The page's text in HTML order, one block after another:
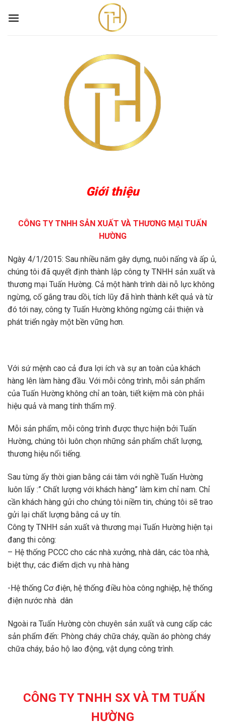
Giới thiệu
Giới thiệu
CÔNG TY TNHH SẢN XUẤT VÀ THƯƠNG MẠI TUẤN
HƯỜNG
Ngày 4/1/2015: Sau nhiều năm gây dựng, nuôi nấng và ấp ủ,
chúng tôi đã quyết định thành lập công ty TNHH sản xuất và
thương mại Tuấn Hường. Cả một hành trình dài nỗ lực không
ngừng, cố gắng trau dồi, tích lũy đã hình thành kết quả và từ
đó tới nay, công ty Tuấn Hường không ngừng cải thiện và
phát triển ngày một bền vững hơn.
Với sứ mệnh cao cả đưa lợi ích và sự an toàn của khách
hàng lên làm hàng đầu. Với mỗi công trình, mỗi sản phẩm
của Tuấn Hường không chỉ an toàn, tiết kiệm mà còn phải
hiệu quả và mang tính thẩm mỹ.
Mỗi sản phẩm, mỗi công trình được thực hiện bởi Tuấn
Hường, chúng tôi luôn chọn những sản phẩm chất lượng,
thương hiệu nổi tiếng.
Sau từng ấy thời gian bằng cái tâm với nghề Tuấn Hường
luôn lấy :” Chất lượng với khách hàng” làm kim chỉ nam. Chỉ
cần khách hàng gửi cho chúng tôi niềm tin, chúng tôi sẽ trao
gửi lại chất lượng bằng cả uy tín.
Công ty TNHH sản xuất và thương mại Tuấn Hường hiện tại
đang thi công:
– Hệ thống PCCC cho các nhà xưởng, nhà dân, các tòa nhà,
biệt thự, các điểm dịch vụ nhà hàng
-Hệ thống Cơ điện, hệ thống điều hòa công nghiệp, hệ thống
điện nước nhà dân
Ngoài ra Tuấn Hường còn chuyên sản xuất và cung cấp các
sản phẩm đến: Phòng cháy chữa cháy, quần áo phòng cháy
chữa cháy, bảo hộ lao động, vật dụng công trình.
CÔNG TY TNHH SX VÀ TM TUẤN
HƯỜNG